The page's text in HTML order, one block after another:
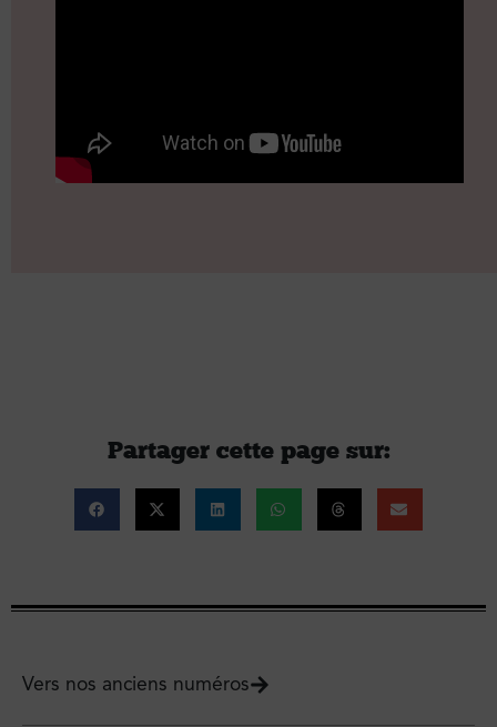
Partager cette page sur :
Vers nos anciens numéros